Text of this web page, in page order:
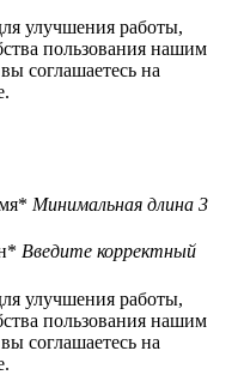
улучшения работы,
пользования нашим
соглашаетесь на
Минимальная длина 3
Введите корректный
улучшения работы,
пользования нашим
соглашаетесь на